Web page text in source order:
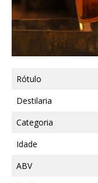
Rótulo
Destilaria
Categoria
Idade
ABV